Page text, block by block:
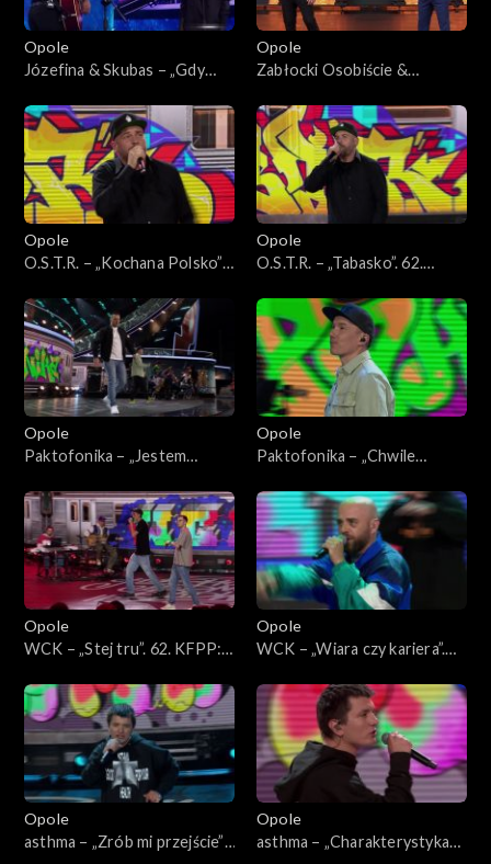
Opole
Józefina & Skubas – „Gdy
Koncert „Premiery”
Opole
Zabłocki Osobiście &
62. KFPP: Koncert
„Premiery”
Opole
O.S.T.R. – „Kochana Polsko”.
Jedno podwórko”
Opole
O.S.T.R. – „Tabasko”. 62.
Jedno podwórko”
Opole
Paktofonika – „Jestem
„Hip-hop. Jedno podwórko”
Opole
Paktofonika – „Chwile
„Hip-hop. Jedno podwórko”
Opole
WCK – „Stej tru”. 62. KFPP:
podwórko”
Opole
WCK – „Wiara czy kariera”.
Jedno podwórko”
Opole
asthma – „Zrób mi przejście”.
Opole
asthma – „Charakterystyka